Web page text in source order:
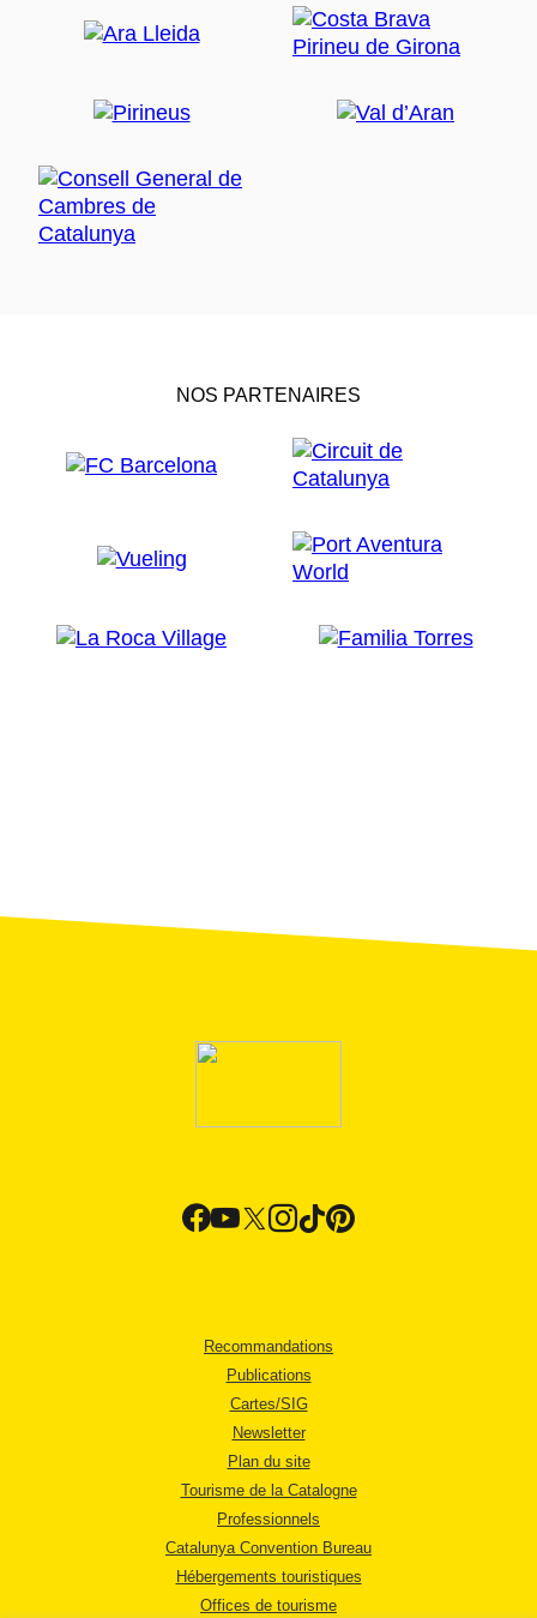
NOS PARTENAIRES
Recommandations
Publications
Cartes/SIG
Newsletter
Plan du site
Tourisme de la Catalogne
Professionnels
Catalunya Convention Bureau
Hébergements touristiques
Offices de tourisme